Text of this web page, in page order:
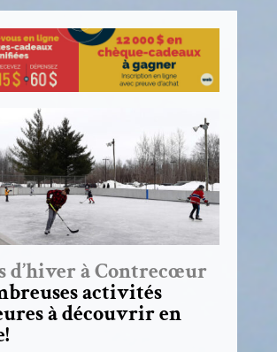
d’hiver à Contrecœur
activités
à découvrir en